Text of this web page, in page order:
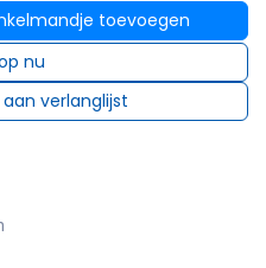
toevoegen
nu
verlanglijst